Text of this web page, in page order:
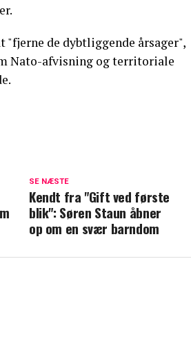
"fjerne de dybtliggende årsager",
Nato-afvisning og territoriale
emne: Her er min diagnose
SE NÆSTE
Kendt fra "Gift ved første
blik": Søren Staun åbner
op om en svær barndom